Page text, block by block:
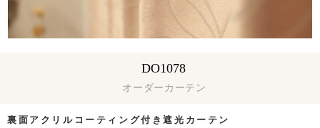
裏面アクリルコーティング付き遮光カーテン
オーダーカーテン
DO1078